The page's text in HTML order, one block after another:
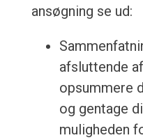
ansøgning se ud:
afsluttende
opsummere
og gentage
muligheden